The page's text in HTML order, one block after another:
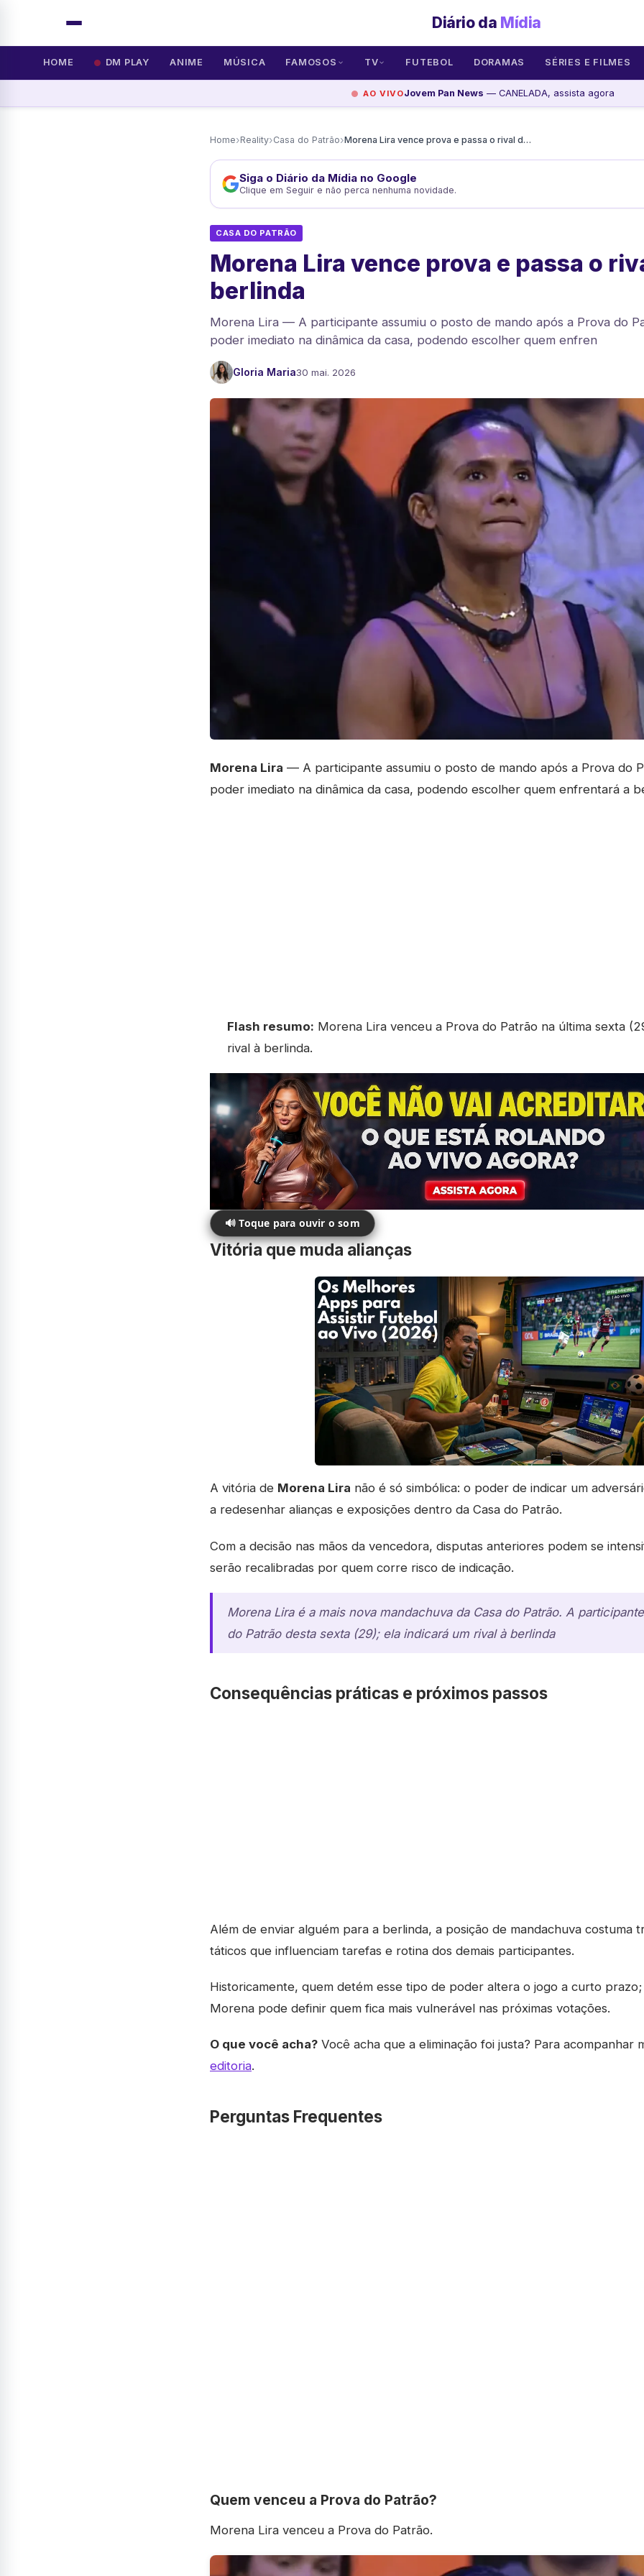
Diário da Mídia
HOME DM PLAY ANIME MÚSICA FAMOSOS TV FUTEBOL DORAMAS SÉRIES E FILMES
AO VIVOJovem Pan News — CANELADA, assista agora
Home›Reality›Casa do Patrão› Morena Lira vence prova e passa o rival direto à berlinda
Siga o Diário da Mídia no Google
Clique em Seguir e não perca nenhuma novidade.
CASA DO PATRÃO
Morena Lira vence prova e passa o
berlinda
Morena Lira — A participante assumiu o posto de mando após a Prova do
poder imediato na dinâmica da casa, podendo escolher quem enfren
Gloria Maria30 mai. 2026
Morena Lira — A participante assumiu o posto de mando após a Prova do
poder imediato na dinâmica da casa, podendo escolher quem enfrentará a
Flash resumo: Morena Lira venceu a Prova do Patrão na última sexta
rival à berlinda.
🔊 Toque para ouvir o som
Vitória que muda alianças
A vitória de Morena Lira não é só simbólica: o poder de indicar um
a redesenhar alianças e exposições dentro da Casa do Patrão.
Com a decisão nas mãos da vencedora, disputas anteriores podem se
serão recalibradas por quem corre risco de indicação.
Morena Lira é a mais nova mandachuva da Casa do Patrão. A
do Patrão desta sexta (29); ela indicará um rival à berlinda
Consequências práticas e próximos passos
Além de enviar alguém para a berlinda, a posição de mandachuva costuma
táticos que influenciam tarefas e rotina dos demais participantes.
Historicamente, quem detém esse tipo de poder altera o jogo a curto
Morena pode definir quem fica mais vulnerável nas próximas votações.
O que você acha? Você acha que a eliminação foi justa? Para acompanhar
editoria.
Perguntas Frequentes
Quem venceu a Prova do Patrão?
Morena Lira venceu a Prova do Patrão.